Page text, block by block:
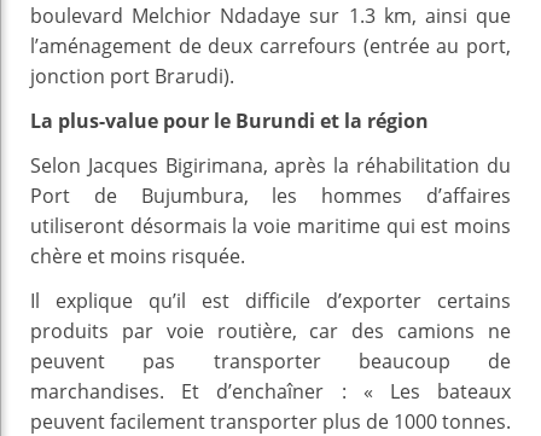
boulevard Melchior Ndadaye sur 1.3 km, ainsi que
l’aménagement de deux carrefours (entrée au port,
jonction port Brarudi).
La plus-value pour le Burundi et la région
Selon Jacques Bigirimana, après la réhabilitation du
Port de Bujumbura, les hommes d’affaires
utiliseront désormais la voie maritime qui est moins
chère et moins risquée.
Il explique qu’il est difficile d’exporter certains
produits par voie routière, car des camions ne
peuvent pas transporter beaucoup de
marchandises. Et d’enchaîner : « Les bateaux
peuvent facilement transporter plus de 1000 tonnes.